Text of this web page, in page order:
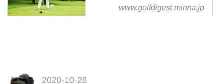
www.golfdigest-minna.jp
2020-10-28